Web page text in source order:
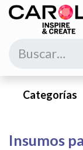
Ir al contenido
Categorías
Insumos